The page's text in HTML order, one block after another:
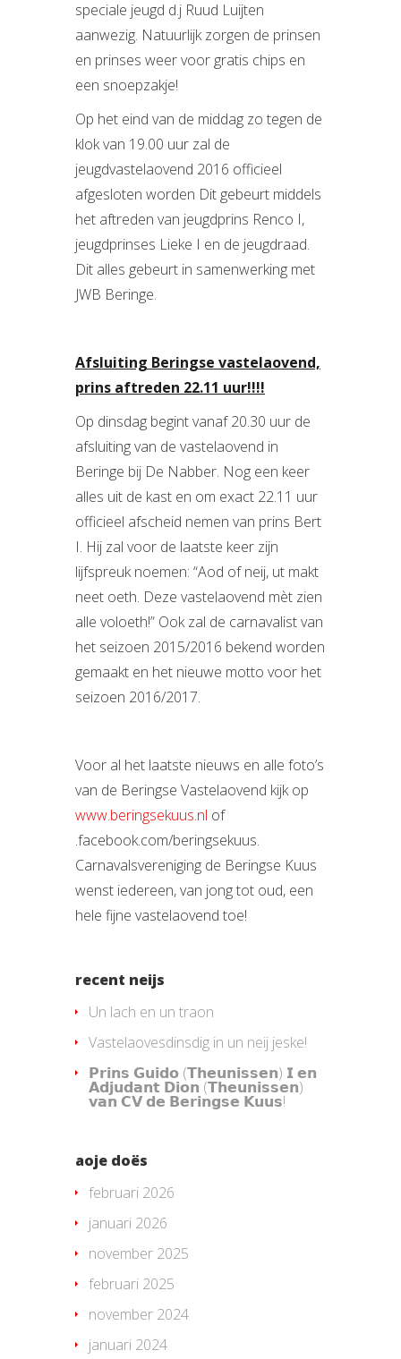
speciale jeugd d.j Ruud Luijten
aanwezig. Natuurlijk zorgen de prinsen
en prinses weer voor gratis chips en
een snoepzakje!
Op het eind van de middag zo tegen de
klok van 19.00 uur zal de
jeugdvastelaovend 2016 officieel
afgesloten worden Dit gebeurt middels
het aftreden van jeugdprins Renco I,
jeugdprinses Lieke I en de jeugdraad.
Dit alles gebeurt in samenwerking met
JWB Beringe.
Afsluiting Beringse vastelaovend,
prins aftreden 22.11 uur!!!!
Op dinsdag begint vanaf 20.30 uur de
afsluiting van de vastelaovend in
Beringe bij De Nabber. Nog een keer
alles uit de kast en om exact 22.11 uur
officieel afscheid nemen van prins Bert
I. Hij zal voor de laatste keer zijn
lijfspreuk noemen: “Aod of neij, ut makt
neet oeth. Deze vastelaovend mèt zien
alle voloeth!” Ook zal de carnavalist van
het seizoen 2015/2016 bekend worden
gemaakt en het nieuwe motto voor het
seizoen 2016/2017.
Voor al het laatste nieuws en alle foto’s
van de Beringse Vastelaovend kijk op
www.beringsekuus.nl of
.facebook.com/beringsekuus.
Carnavalsvereniging de Beringse Kuus
wenst iedereen, van jong tot oud, een
hele fijne vastelaovend toe!
recent neijs
Un lach en un traon
Vastelaovesdinsdig in un neij jeske!
𝗣𝗿𝗶𝗻𝘀 𝗚𝘂𝗶𝗱𝗼 (𝗧𝗵𝗲𝘂𝗻𝗶𝘀𝘀𝗲𝗻) 𝗜 𝗲𝗻
𝗔𝗱𝗷𝘂𝗱𝗮𝗻𝘁 𝗗𝗶𝗼𝗻 (𝗧𝗵𝗲𝘂𝗻𝗶𝘀𝘀𝗲𝗻)
𝘃𝗮𝗻 𝗖𝗩 𝗱𝗲 𝗕𝗲𝗿𝗶𝗻𝗴𝘀𝗲 𝗞𝘂𝘂𝘀!
aoje doës
februari 2026
januari 2026
november 2025
februari 2025
november 2024
januari 2024